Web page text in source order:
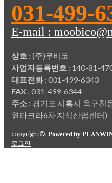
031-499-
E-mail :
상호 : (주)무비코
사업자등록번호 : 140-81-
대표전화: 031-499-6343
FAX : 031-499-6344
주소 : 경기도 시흥시 옥구천
원타크라6차 지식산업센터)
copyright©. Powered by
로그인